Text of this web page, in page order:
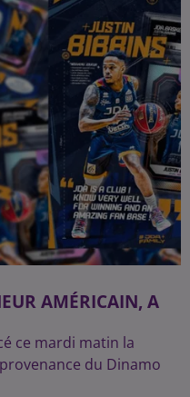
AMÉRICAIN, A
ce mardi matin la
du Dinamo